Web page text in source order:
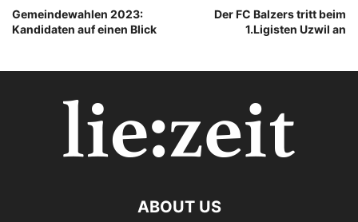
Gemeindewahlen 2023:
Kandidaten auf einen Blick
Der FC Balzers tritt beim
1.Ligisten Uzwil an
ABOUT US